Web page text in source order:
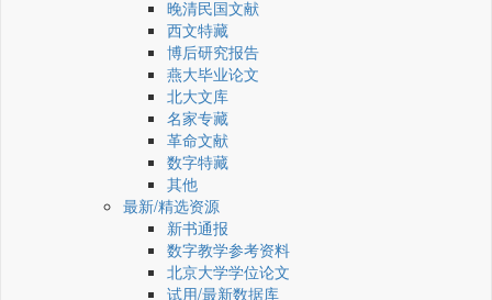
晚清民国文献
西文特藏
博后研究报告
燕大毕业论文
北大文库
名家专藏
革命文献
数字特藏
其他
最新/精选资源
新书通报
数字教学参考资料
北京大学学位论文
试用/最新数据库